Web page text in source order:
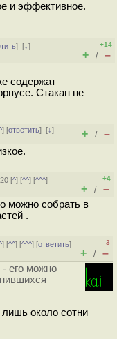
и эффективное.
][↓]
+14
+ / –
содержат
Стакан не
] [ответить][↓]
+ / –
[^] [^^] [^^^]
+4
+ / –
можно собрать в
.
] [^^] [^^^] [ответить]
–3
+ / –
его можно
лишь около сотни